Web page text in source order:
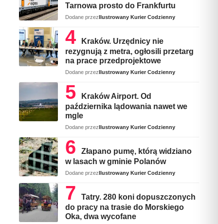
Tarnowa prosto do Frankfurtu
Dodane przezIlustrowany Kurier Codzienny
Kraków. Urzędnicy nie
rezygnują z metra, ogłosili przetarg
na prace przedprojektowe
Dodane przezIlustrowany Kurier Codzienny
Kraków Airport. Od
października lądowania nawet we
mgle
Dodane przezIlustrowany Kurier Codzienny
Złapano pumę, którą widziano
w lasach w gminie Polanów
Dodane przezIlustrowany Kurier Codzienny
Tatry. 280 koni dopuszczonych
do pracy na trasie do Morskiego
Oka, dwa wycofane